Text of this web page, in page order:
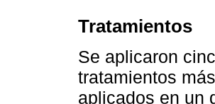
Tratamientos
Se aplicaron
tratamientos
aplicados en un